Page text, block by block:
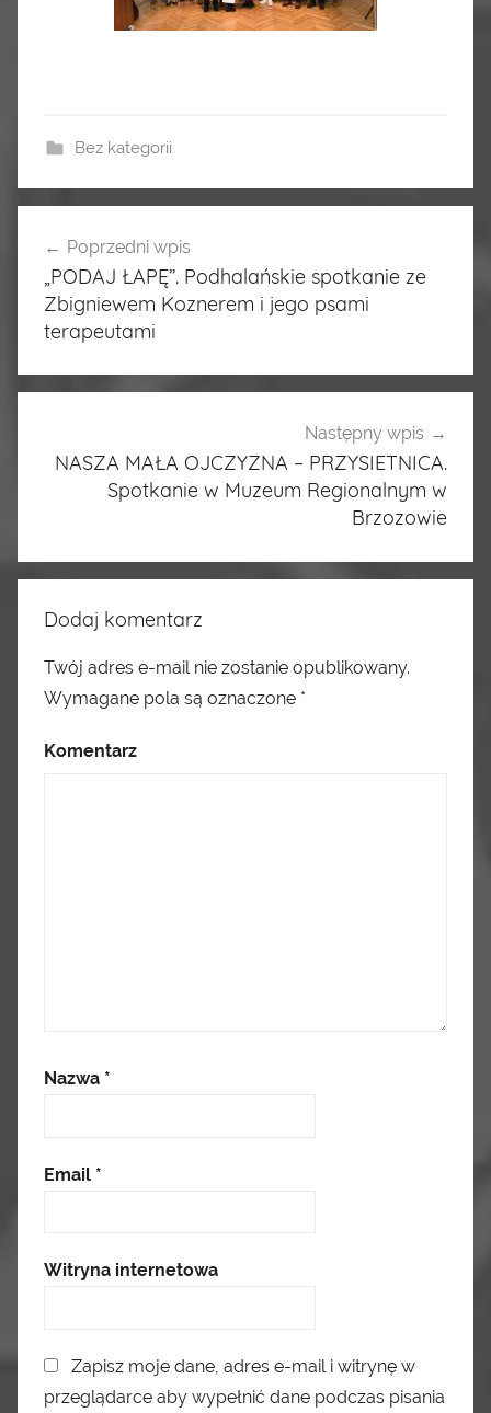
Bez kategorii
Nawigacja
wpisu
Poprzedni wpis
„PODAJ ŁAPĘ”. Podhalańskie spotkanie ze
Zbigniewem Koznerem i jego psami
terapeutami
Następny wpis
NASZA MAŁA OJCZYZNA – PRZYSIETNICA.
Spotkanie w Muzeum Regionalnym w
Brzozowie
Dodaj komentarz
Twój adres e-mail nie zostanie opublikowany.
Wymagane pola są oznaczone *
Komentarz
Nazwa *
Email *
Witryna internetowa
Zapisz moje dane, adres e-mail i witrynę w
przeglądarce aby wypełnić dane podczas pisania